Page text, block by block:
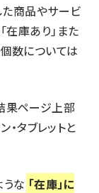
た商品やサービ
在庫あり」また
数については
果ページ上部
・タブレットと
うな 「在庫」に